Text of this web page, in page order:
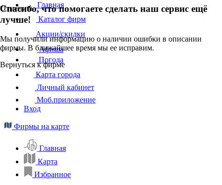
Отменить
Спасибо, что помогаете сделать наш сервис ещё
лучше!
Мы получили информацию о наличии ошибки в описании
фирмы. В ближайшее время мы ее исправим.
Вернуться к фирме
Главная
Каталог фирм
Акции/скидки
Афиша
Погода
Карта города
Личный кабинет
Моб.приложение
Вход
Фирмы на карте
Главная
Карта
Избранное